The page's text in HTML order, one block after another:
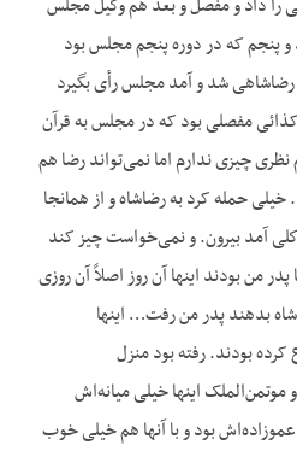
و پنجم که در دوره پنجم مجلس بود
شد و آمد مجلس رأی بگیرد
مفصلی بود که در مجلس به قرآن
چیزی ندارم اما نمی‌تواند رضا هم
حمله کرد به رضاشاه و از همانجا
آمد بیرون. و نمی‌خواست چیز کند
من بودند اینها آن روز اصلاً آن روزی
بدهند پدر من رفت… اینها
بودند. رفته بود منزل
موتمن‌الملک اینها خیلی میانه‌اش
بود و با آنها هم خیلی خوب